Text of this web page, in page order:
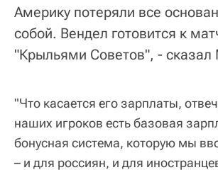
Америку потеряли все
собой. Вендел готовится к
"Крыльями Советов", - сказал
"Что касается его зарплаты,
наших игроков есть базовая
бонусная система, которую мы
– и для россиян, и для